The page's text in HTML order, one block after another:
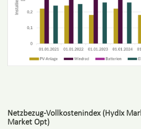
Netzbezug-Vollkostenindex (HydIx
Market Opt)